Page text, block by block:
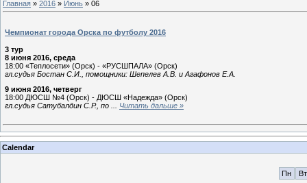
Главная » 2016 » Июнь » 06
Чемпионат города Орска по футболу 2016
3 тур
8 июня 2016, среда
18:00 «Теплосети» (Орск) - «РУСШПАЛА» (Орск)
гл.судья Бостан С.И., помощники: Шепелев А.В. и Агафонов Е.А.
9 июня 2016, четверг
18:00 ДЮСШ №4 (Орск) - ДЮСШ «Надежда» (Орск)
гл.судья Сатубалдин С.Р., по
Читать дальше »
Calendar
Пн Вт